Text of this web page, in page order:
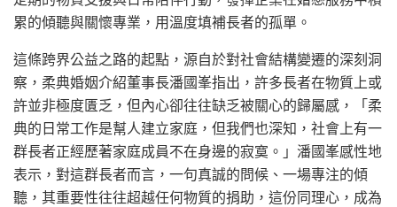
累的傾聽與關懷專業，用溫度填補長者的孤單。
這條跨界公益之路的起點，源自於對社會結構變遷的深刻洞
察，柔典婚姻介紹董事長潘國峯指出，許多長者在物質上或
許並非極度匱乏，但內心卻往往缺乏被關心的歸屬感，「柔
典的日常工作是幫人建立家庭，但我們也深知，社會上有一
群長者正經歷著家庭成員不在身邊的寂寞。」潘國峯感性地
表示，對這群長者而言，一句真誠的問候、一場專注的傾
聽，其重要性往往超越任何物質的捐助，這份同理心，成為